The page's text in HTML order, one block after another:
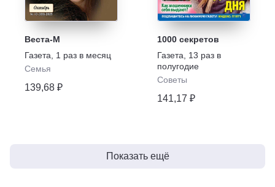
Веста-М
Газета
1 раз в месяц
Семья
139,68 ₽
1000 секретов
Газета
13 раз в
полугодие
Советы
141,17 ₽
Показать ещё